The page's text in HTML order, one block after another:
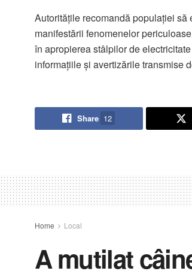
Autoritățile recomandă populației
manifestării fenomenelor
în apropierea stâlpilor de
informațiile și avertizările transmise
Share 12
Home Local
A mutilat